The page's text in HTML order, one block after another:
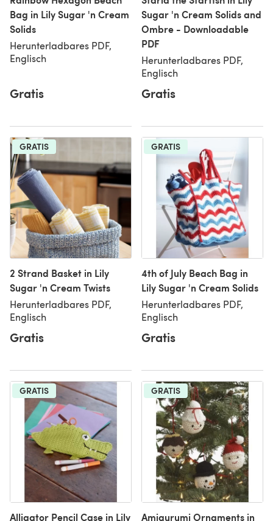
Bag in Lily Sugar 'n Cream
Solids
Herunterladbares PDF,
Englisch
Gratis
Sugar 'n Cream Solids and
Ombre - Downloadable
PDF
Herunterladbares PDF,
Englisch
Gratis
GRATIS
2 Strand Basket in Lily
Sugar 'n Cream Twists
Herunterladbares PDF,
Englisch
Gratis
GRATIS
4th of July Beach Bag in
Lily Sugar 'n Cream Solids
Herunterladbares PDF,
Englisch
Gratis
GRATIS
Alligator Pencil Case in Lily
GRATIS
Amigurumi Ornaments in